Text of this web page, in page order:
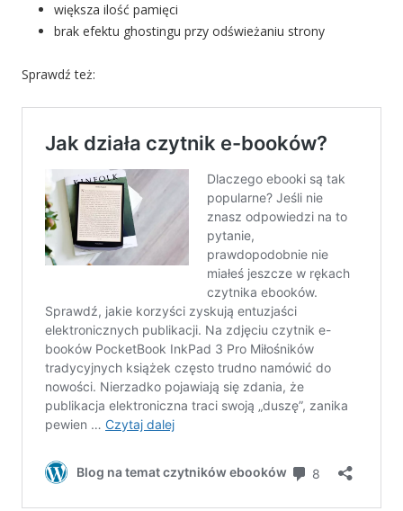
większa ilość pamięci
brak efektu ghostingu przy odświeżaniu strony
Sprawdź też: